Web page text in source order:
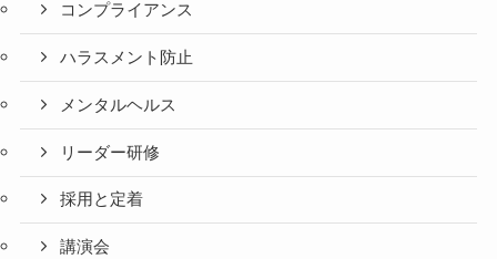
コンプライアンス
ハラスメント防止
メンタルヘルス
リーダー研修
採用と定着
講演会